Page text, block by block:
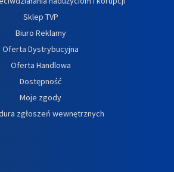
Sklep TVP
Biuro Reklamy
Oferta Dystrybucyjna
Oferta Handlowa
Dostępność
Moje zgody
zgłoszeń wewnętrznych